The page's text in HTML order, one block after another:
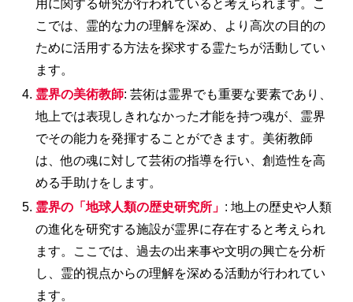
用に関する研究が行われていると考えられます。こ
こでは、霊的な力の理解を深め、より高次の目的の
ために活用する方法を探求する霊たちが活動してい
ます。
霊界の美術教師: 芸術は霊界でも重要な要素であり、
地上では表現しきれなかった才能を持つ魂が、霊界
でその能力を発揮することができます。美術教師
は、他の魂に対して芸術の指導を行い、創造性を高
める手助けをします。
霊界の「地球人類の歴史研究所」 : 地上の歴史や人類
の進化を研究する施設が霊界に存在すると考えられ
ます。ここでは、過去の出来事や文明の興亡を分析
し、霊的視点からの理解を深める活動が行われてい
ます。